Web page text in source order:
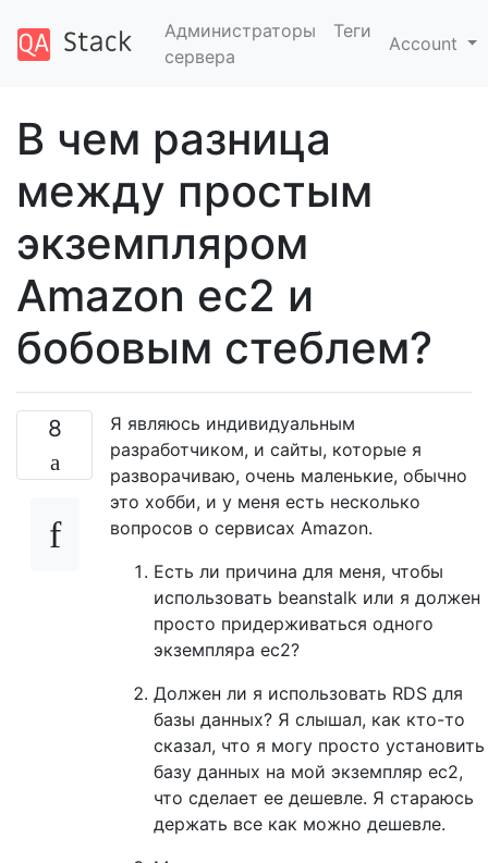
Администраторы
сервера
Теги
Account
В чем разница
между простым
экземпляром
Amazon ec2 и
бобовым стеблем?
8
Я являюсь индивидуальным
разработчиком, и сайты, которые я
разворачиваю, очень маленькие, обычно
это хобби, и у меня есть несколько
вопросов о сервисах Amazon.
Есть ли причина для меня, чтобы
использовать beanstalk или я должен
просто придерживаться одного
экземпляра ec2?
Должен ли я использовать RDS для
базы данных? Я слышал, как кто-то
сказал, что я могу просто установить
базу данных на мой экземпляр ec2,
что сделает ее дешевле. Я стараюсь
держать все как можно дешевле.